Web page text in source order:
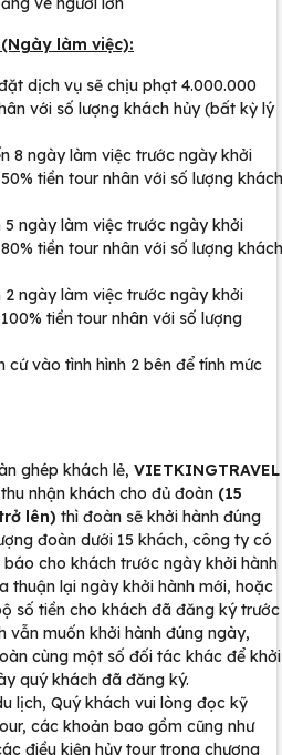
(Ngày làm việc):
dịch vụ sẽ chịu phạt 4.000.000
với số lượng khách hủy (bất kỳ lý
8 ngày làm việc trước ngày khởi
tiền tour nhân với số lượng khách
5 ngày làm việc trước ngày khởi
tiền tour nhân với số lượng khách
2 ngày làm việc trước ngày khởi
tiền tour nhân với số lượng
cứ vào tình hình 2 bên để tính mức
ghép khách lẻ, VIETKINGTRAVEL
nhận khách cho đủ đoàn (15
lên) thì đoàn sẽ khởi hành đúng
đoàn dưới 15 khách, công ty có
cho khách trước ngày khởi hành
thuận lại ngày khởi hành mới, hoặc
số tiền cho khách đã đăng ký trước
vẫn muốn khởi hành đúng ngày,
cùng một số đối tác khác để khởi
quý khách đã đăng ký.
lịch, Quý khách vui lòng đọc kỹ
các khoản bao gồm cũng như
điều kiện hủy tour trong chương